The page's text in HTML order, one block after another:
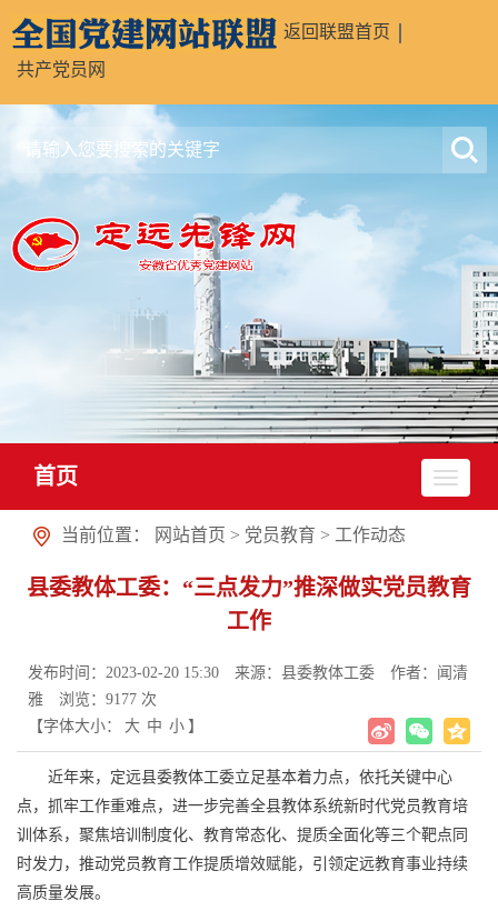
返回联盟首页
共产党员网
首页
当前位置： 网站首页 > 党员教育 > 工作动态
县委教体工委：“三点发力”推深做实党员教育
工作
发布时间：2023-02-20 15:30 来源：县委教体工委
作者：闻清
雅
浏览： 9177 次
【字体大小：
大 中 小 】
近年来，定远县委教体工委立足基本着力点，依托关键中心
点，抓牢工作重难点，进一步完善全县教体系统新时代党员教育培
训体系，聚焦培训制度化、教育常态化、提质全面化等三个靶点同
时发力，推动党员教育工作提质增效赋能，引领定远教育事业持续
高质量发展。